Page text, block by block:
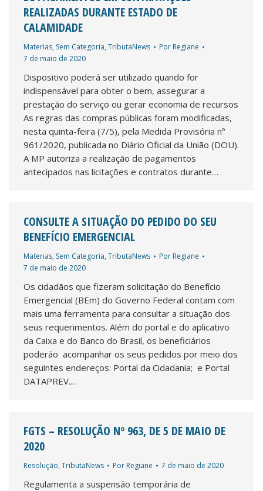
REALIZADAS DURANTE ESTADO DE
CALAMIDADE
Materias, Sem Categoria,TributaNews Por Regiane
7 de maio de 2020
Dispositivo poderá ser utilizado quando for
indispensável para obter o bem, assegurar a
prestação do serviço ou gerar economia de recursos
As regras das compras públicas foram modificadas,
nesta quinta-feira (7/5), pela Medida Provisória nº
961/2020, publicada no Diário Oficial da União (DOU).
A MP autoriza a realização de pagamentos
antecipados nas licitações e contratos durante…
CONSULTE A SITUAÇÃO DO PEDIDO DO SEU
BENEFÍCIO EMERGENCIAL
Materias, Sem Categoria,TributaNews Por Regiane
7 de maio de 2020
Os cidadãos que fizeram solicitação do Benefício
Emergencial (BEm) do Governo Federal contam com
mais uma ferramenta para consultar a situação dos
seus requerimentos. Além do portal e do aplicativo
da Caixa e do Banco do Brasil, os beneficiários
poderão acompanhar os seus pedidos por meio dos
seguintes endereços: Portal da Cidadania; e Portal
DATAPREV.…
FGTS – RESOLUÇÃO Nº 963, DE 5 DE MAIO DE
2020
Resolução,TributaNews Por Regiane 7 de maio de 2020
Regulamenta a suspensão temporária de